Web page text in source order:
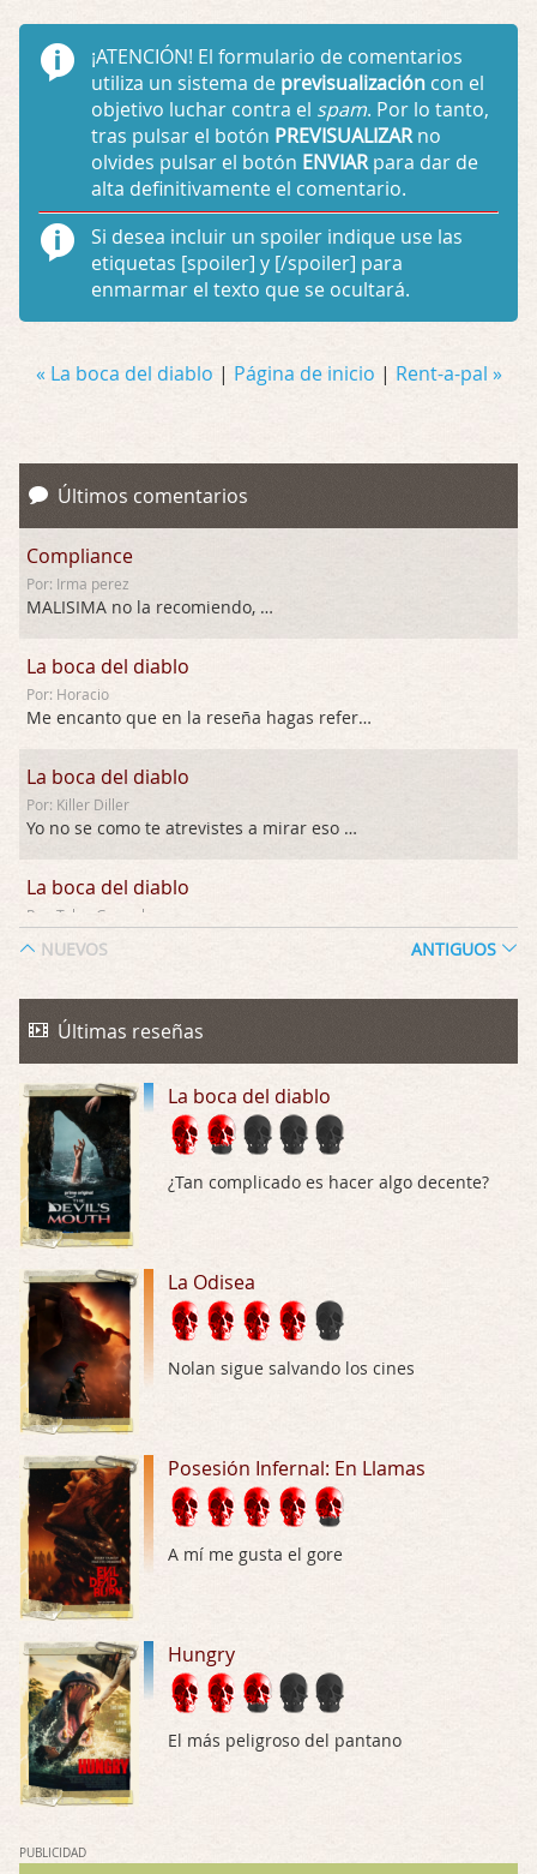
¡ATENCIÓN! El formulario de comentarios
utiliza un sistema de previsualizacióncon el
objetivo luchar contra el spam. Por lo tanto,
tras pulsar el botón PREVISUALIZARno
olvides pulsar el botón ENVIARpara dar de
alta definitivamente el comentario.
Si desea incluir un spoiler indique use las
etiquetas [spoiler] y [/spoiler] para
enmarmar el texto que se ocultará.
« La boca del diablo | Página de inicio | Rent-a-pal »
Últimos comentarios
Compliance
Por: Irma perez
MALISIMA no la recomiendo, …
La boca del diablo
Por: Horacio
Me encanto que en la reseña hagas referen …
La boca del diablo
Por: Killer Diller
Yo no se como te atrevistes a mirar eso …
La boca del diablo
Por: Talan Gwynek
La Odisea
Por: Talan Gwynek
La Odisea
Por: Draghann
No sé si entrar en polémicas con respect …
Trance
Por: Luar
El señor de las moscas
Por: Luar
Dudaba en ver la serie, una serie de 4 cap …
Hungry
Por: Croc
Las 10 películas gore de Almas Oscuras
Por: JORDI CRUYFF
Possession
Por: Chupasangre
Mi opinión en su día. Su duracion me ha …
El eslabón podrido
Por: Luar
NUEVOS ANTIGUOS
Últimas reseñas
La boca del diablo
¿Tan complicado es hacer algo decente?
La Odisea
Nolan sigue salvando los cines
Posesión Infernal: En Llamas
A mí me gusta el gore
Hungry
El más peligroso del pantano
PUBLICIDAD